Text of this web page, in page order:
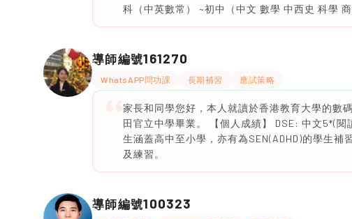
科（中英數常） ~初中（中文 數學 中西史 科學
導師編號161270
WhatsAPP問功課 長期補習 應試策略
家長和同學您好，本人就讀於香港教育大學的數
田官立中學畢業。 【個人成績】 DSE: 中文5*(
生涵蓋高中至小學，亦有為SEN(ADHD)的學生
及練習。
導師編號100323